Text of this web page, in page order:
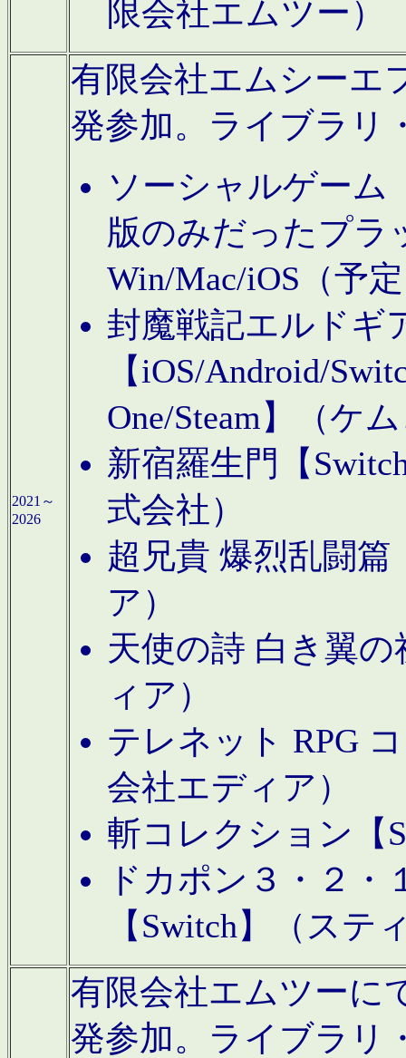
限会社エムツー）
2021～
2026
有限会社エムシーエ
発参加。ライブラリ
ソーシャルゲーム
版のみだったプラ
Win/Mac/iOS（予
封魔戦記エルドギ
【iOS/Android/
One/Steam】（ケ
新宿羅生門【
式会社）
超兄貴 爆烈乱闘篇
ア）
天使の詩 白き翼
ィア）
テレネット RPG
会社エディア）
斬コレクション【
ドカポン３・２
【Switch】（ステ
有限会社エムツーに
発参加。ライブラリ